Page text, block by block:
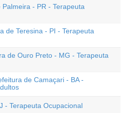
- PR - Terapeuta
de Teresina - PI - Terapeuta
de Ouro Preto - MG - Terapeuta
de Camaçari - BA -
- Terapeuta Ocupacional